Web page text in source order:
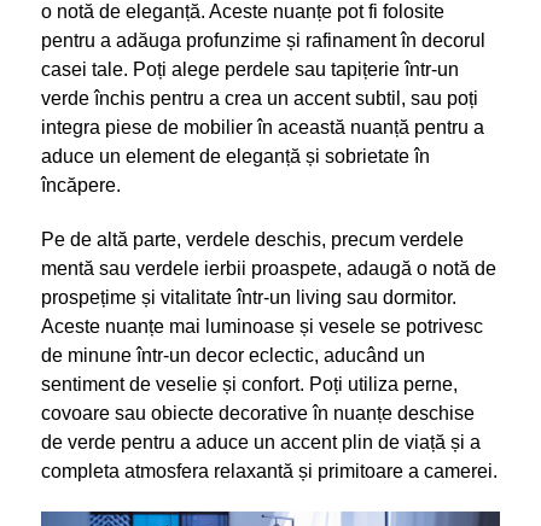
o notă de eleganță. Aceste nuanțe pot fi folosite
pentru a adăuga profunzime și rafinament în decorul
casei tale. Poți alege perdele sau tapițerie într-un
verde închis pentru a crea un accent subtil, sau poți
integra piese de mobilier în această nuanță pentru a
aduce un element de eleganță și sobrietate în
încăpere.
Pe de altă parte, verdele deschis, precum verdele
mentă sau verdele ierbii proaspete, adaugă o notă de
prospețime și vitalitate într-un living sau dormitor.
Aceste nuanțe mai luminoase și vesele se potrivesc
de minune într-un decor eclectic, aducând un
sentiment de veselie și confort. Poți utiliza perne,
covoare sau obiecte decorative în nuanțe deschise
de verde pentru a aduce un accent plin de viață și a
completa atmosfera relaxantă și primitoare a camerei.